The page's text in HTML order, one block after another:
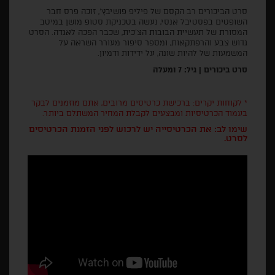
סרט הביכורים רב הקסם של פיליפ פושיבץ', זוכה פרס חבר
השופטים בפסטיבל אנסי, נעשה בטכניקת סטופ מושן במיטב
המסורת של תעשיית הבובות הצ'כית, שכבר הפכה לאגדה. הסרט
גדוש צבע והרפתקאות, ומספר סיפור מעורר השראה על
המשמעות של להיות שונה, על ידידות ודמיון.
סרט ביכורים | גיל: 7 ומעלה
* לקוחות יקרים: ברכישת כרטיסים מרובים, אתם מוזמנים לבקר
בעמוד הכרטיסיות ומבצעים לקבלת המחיר המשתלם ביותר.
שימו לב: את הכרטיסייה יש לרכוש לפני הזמנת הכרטיסים
לסרט.